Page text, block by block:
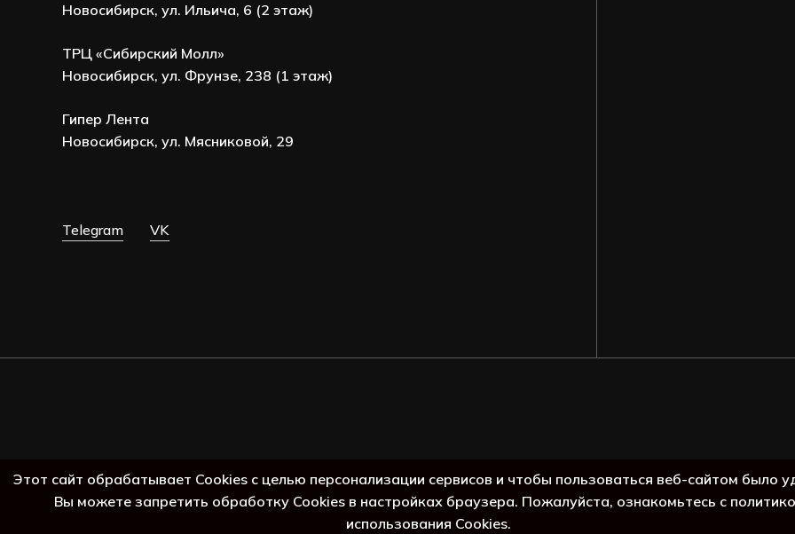
Новосибирск, ул. Ильича, 6 (2 этаж)
ТРЦ «Сибирский Молл»
Новосибирск, ул. Фрунзе, 238 (1 этаж)
Гипер Лента
Новосибирск, ул. Мясниковой, 29
Telegram VK
Этот сайт обрабатывает Cookies с целью персонализации сервисов и чтобы пользоваться веб-сайтом было
Вы можете запретить обработку Cookies в настройках браузера. Пожалуйста, ознакомьтесь с
использования Cookies.